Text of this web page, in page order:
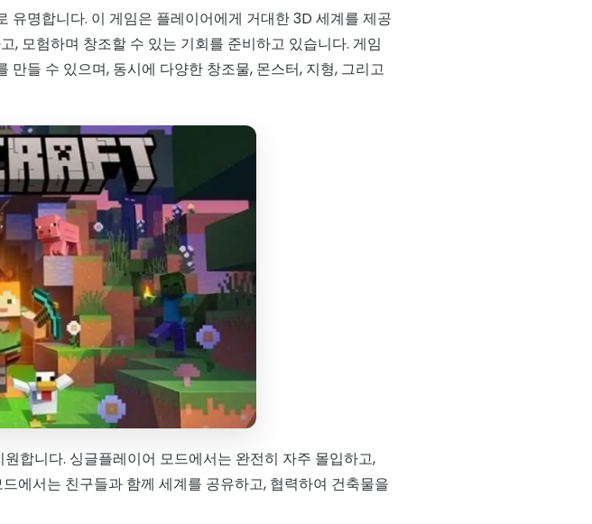
유명합니다. 이 게임은 플레이어에게 거대한 3D 세계를 제공
, 모험하며 창조할 수 있는 기회를 준비하고 있습니다. 게임
들 수 있으며, 동시에 다양한 창조물, 몬스터, 지형, 그리고
합니다. 싱글플레이어 모드에서는 완전히 자주 몰입하고,
에서는 친구들과 함께 세계를 공유하고, 협력하여 건축물을